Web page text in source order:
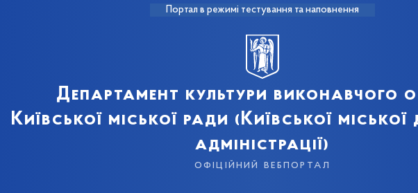
Портал в режимі тестування та наповнення
Департамент культури виконавчого
Київської міської ради (Київської
адміністрації)
офіційний вебпортал